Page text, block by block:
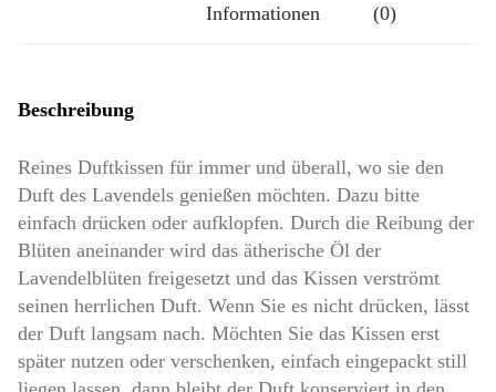
Informationen
(0)
Beschreibung
Reines Duftkissen für immer und überall, wo sie den
Duft des Lavendels genießen möchten. Dazu bitte
einfach drücken oder aufklopfen. Durch die Reibung der
Blüten aneinander wird das ätherische Öl der
Lavendelblüten freigesetzt und das Kissen verströmt
seinen herrlichen Duft. Wenn Sie es nicht drücken, lässt
der Duft langsam nach. Möchten Sie das Kissen erst
später nutzen oder verschenken, einfach eingepackt still